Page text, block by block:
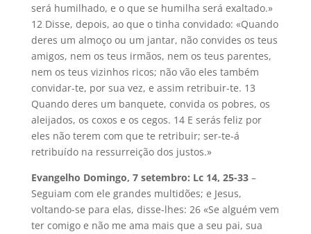
será humilhado, e o que se humilha será exaltado.»
12 Disse, depois, ao que o tinha convidado: «Quando
deres um almoço ou um jantar, não convides os teus
amigos, nem os teus irmãos, nem os teus parentes,
nem os teus vizinhos ricos; não vão eles também
convidar-te, por sua vez, e assim retribuir-te. 13
Quando deres um banquete, convida os pobres, os
aleijados, os coxos e os cegos. 14 E serás feliz por
eles não terem com que te retribuir; ser-te-á
retribuído na ressurreição dos justos.»
Evangelho Domingo, 7 setembro: Lc 14, 25-33–
Seguiam com ele grandes multidões; e Jesus,
voltando-se para elas, disse-lhes: 26 «Se alguém vem
ter comigo e não me ama mais que a seu pai, sua